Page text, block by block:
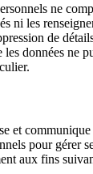
ne
ni les
de
données ne
et communique
pour gérer
aux fins